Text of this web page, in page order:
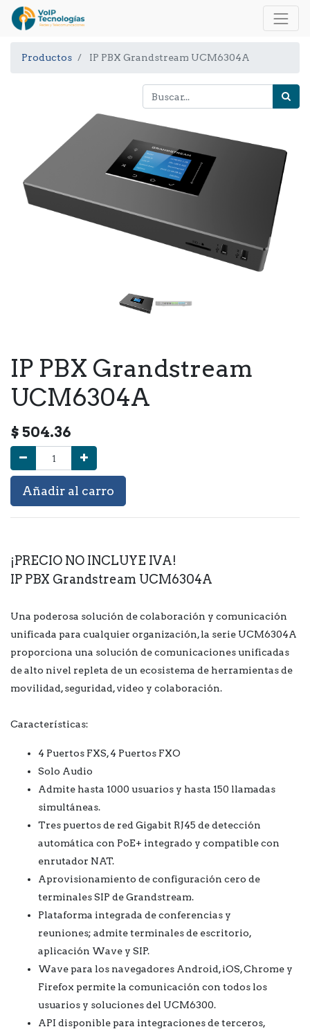
Productos IP PBX Grandstream UCM6304A
IP PBX Grandstream
UCM6304A
$ 504.36
Añadir al carro
¡PRECIO NO INCLUYE IVA!
IP PBX Grandstream UCM6304A
Una poderosa solución de colaboración y comunicación
unificada para cualquier organización, la serie UCM6304A
proporciona una solución de comunicaciones unificadas
de alto nivel repleta de un ecosistema de herramientas de
movilidad, seguridad, video y colaboración.
Características:
4 Puertos FXS, 4 Puertos FXO
Solo Audio
Admite hasta 1000 usuarios y hasta 150 llamadas
simultáneas.
Tres puertos de red Gigabit RJ45 de detección
automática con PoE+ integrado y compatible con
enrutador NAT.
Aprovisionamiento de configuración cero de
terminales SIP de Grandstream.
Plataforma integrada de conferencias y
reuniones; admite terminales de escritorio,
aplicación Wave y SIP.
Wave para los navegadores Android, iOS, Chrome y
Firefox permite la comunicación con todos los
usuarios y soluciones del UCM6300.
API disponible para integraciones de terceros,